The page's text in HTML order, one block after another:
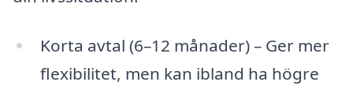
Korta avtal (6–12 månader) – Ger mer
flexibilitet, men kan ibland ha högre